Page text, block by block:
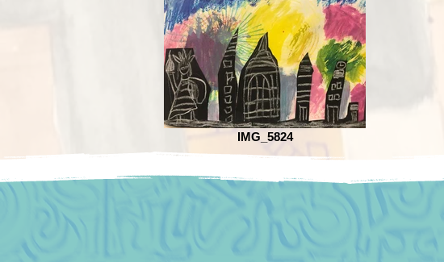
IMG_5824